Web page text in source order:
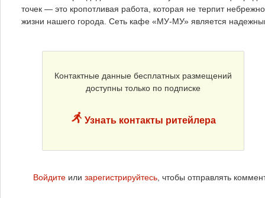
точек — это кропотливая работа, которая не терпит
жизни нашего города. Сеть кафе «МУ-МУ» является
Контактные данные бесплатных размещений
доступны только по подписке
Узнать контакты ритейлера
Войдите или зарегистрируйтесь, чтобы отправлять